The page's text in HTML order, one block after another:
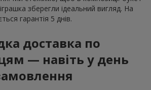
іграшка зберегли ідеальний вигляд. На
гарантія 5 днів.
доставка по
— навіть у день